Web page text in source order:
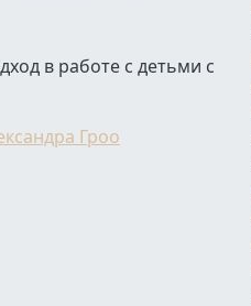
в работе с детьми с
Гроо